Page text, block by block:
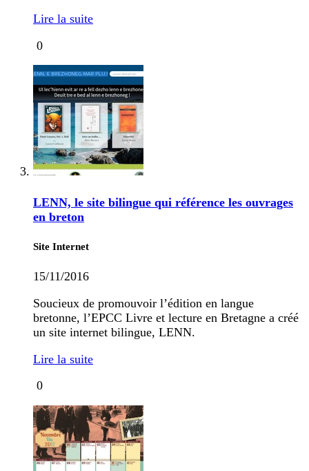
Lire la suite
0
LENN, le site bilingue qui référence les ouvrages
en breton
Site Internet
15/11/2016
Soucieux de promouvoir l’édition en langue
bretonne, l’EPCC Livre et lecture en Bretagne a créé
un site internet bilingue, LENN.
Lire la suite
0